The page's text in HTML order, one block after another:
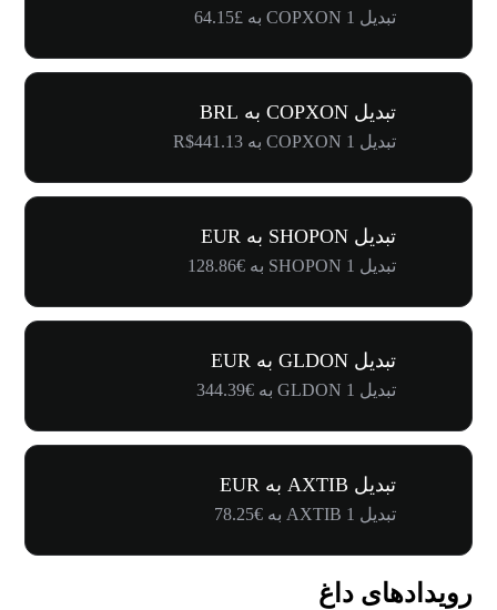
تبدیل 1 COPXON به £64.15
تبدیل COPXON به BRL
تبدیل 1 COPXON به R$441.13
تبدیل SHOPON به EUR
تبدیل 1 SHOPON به €128.86
تبدیل GLDON به EUR
تبدیل 1 GLDON به €344.39
تبدیل AXTIB به EUR
تبدیل 1 AXTIB به €78.25
رویدادهای داغ